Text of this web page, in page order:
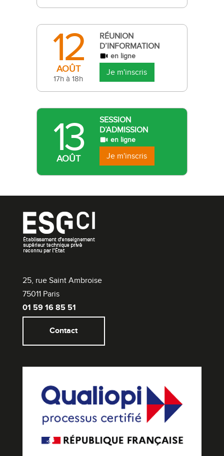
12
AOÛT
17h à 18h
RÉUNION
D’INFORMATION
en ligne
Je m'inscris
13
AOÛT
SESSION
D’ADMISSION
en ligne
Je m'inscris
25, rue Saint Ambroise
75011 Paris
01 59 16 85 51
Contact